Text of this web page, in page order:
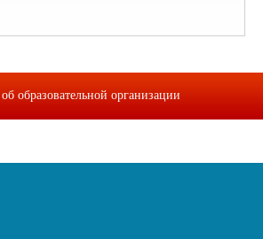
образовательной организации